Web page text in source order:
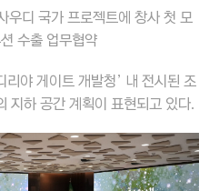
디 국가 프로젝트에 창사 첫 모
수출 업무협약
야 게이트 개발청’ 내 전시된 조
지하 공간 계획이 표현되고 있다.